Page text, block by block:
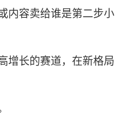
容卖给谁是第二步小
长的赛道，在新格局